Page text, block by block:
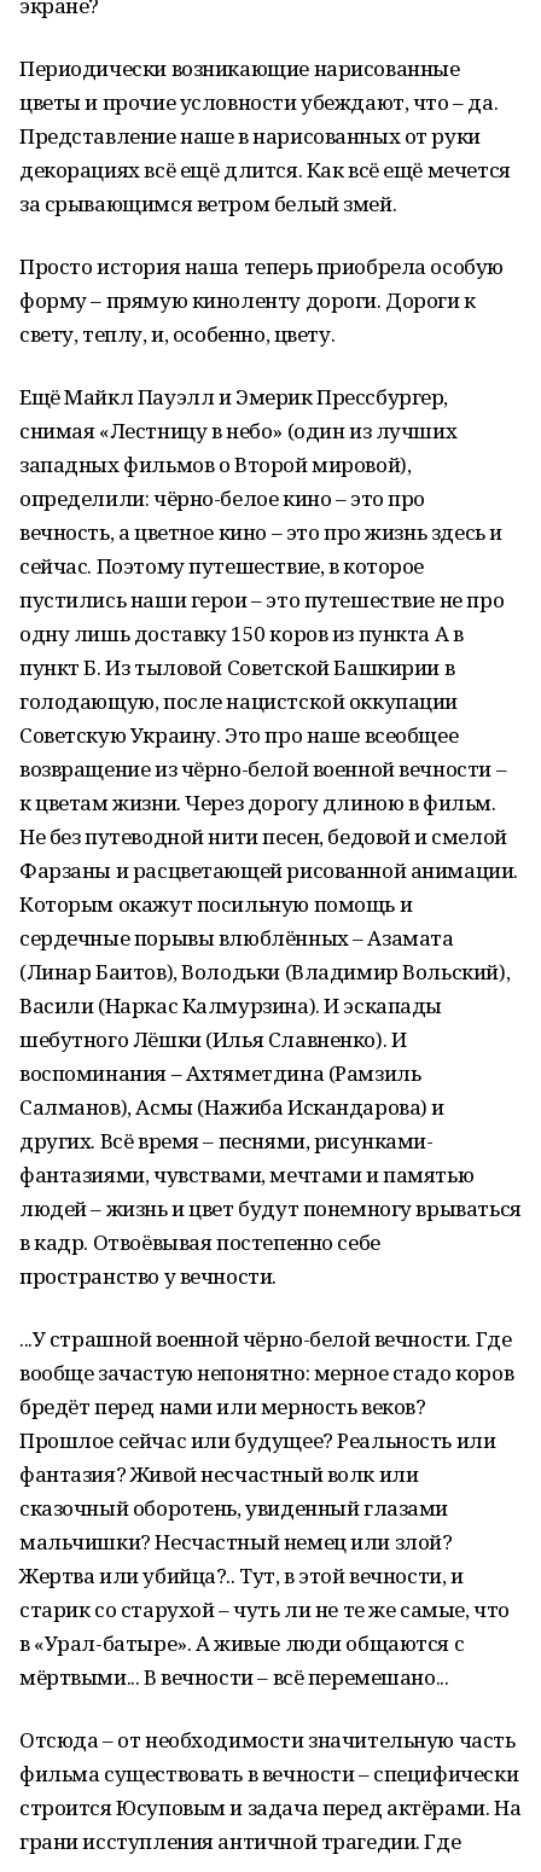
Периодически возникающие нарисованные
цветы и прочие условности убеждают, что – да.
Представление наше в нарисованных от руки
декорациях всё ещё длится. Как всё ещё мечется
за срывающимся ветром белый змей.
Просто история наша теперь приобрела особую
форму – прямую киноленту дороги. Дороги к
свету, теплу, и, особенно, цвету.
Ещё Майкл Пауэлл и Эмерик Прессбургер,
снимая «Лестницу в небо» (один из лучших
западных фильмов о Второй мировой),
определили: чёрно-белое кино – это про
вечность, а цветное кино – это про жизнь здесь и
сейчас. Поэтому путешествие, в которое
пустились наши герои – это путешествие не про
одну лишь доставку 150 коров из пункта А в
пункт Б. Из тыловой Советской Башкирии в
голодающую, после нацистской оккупации
Советскую Украину. Это про наше всеобщее
возвращение из чёрно-белой военной вечности –
к цветам жизни. Через дорогу длиною в фильм.
Не без путеводной нити песен, бедовой и смелой
Фарзаны и расцветающей рисованной анимации.
Которым окажут посильную помощь и
сердечные порывы влюблённых – Азамата
(Линар Баитов), Володьки (Владимир Вольский),
Васили (Наркас Калмурзина). И эскапады
шебутного Лёшки (Илья Славненко). И
воспоминания – Ахтяметдина (Рамзиль
Салманов), Асмы (Нажиба Искандарова) и
других. Всё время – песнями, рисунками-
фантазиями, чувствами, мечтами и памятью
людей – жизнь и цвет будут понемногу врываться
в кадр. Отвоёвывая постепенно себе
пространство у вечности.
...У страшной военной чёрно-белой вечности. Где
вообще зачастую непонятно: мерное стадо коров
бредёт перед нами или мерность веков?
Прошлое сейчас или будущее? Реальность или
фантазия? Живой несчастный волк или
сказочный оборотень, увиденный глазами
мальчишки? Несчастный немец или злой?
Жертва или убийца?.. Тут, в этой вечности, и
старик со старухой – чуть ли не те же самые, что
в «Урал-батыре». А живые люди общаются с
мёртвыми... В вечности – всё перемешано...
Отсюда – от необходимости значительную часть
фильма существовать в вечности – специфически
строится Юсуповым и задача перед актёрами. На
грани исступления античной трагедии. Где